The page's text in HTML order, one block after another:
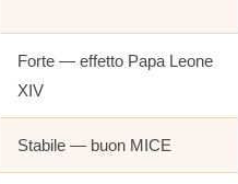
Forte — effetto Papa Leone
XIV
Stabile — buon MICE